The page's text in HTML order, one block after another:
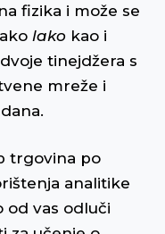
fizika i može se
lakokao i
tinejdžera s
mreže i
trgovina po
analitike
od vas odluči